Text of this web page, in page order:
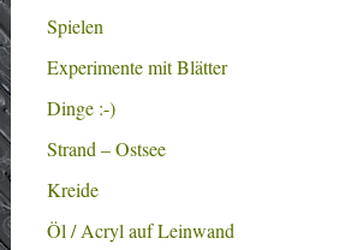
Spielen
Experimente mit Blätter
Dinge :-)
Strand – Ostsee
Kreide
Öl / Acryl auf Leinwand